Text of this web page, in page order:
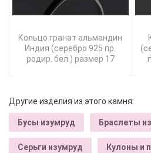
Кольцо гранат альмандин
Индия (серебро 925 пр.
родир. бел.) размер 17
Другие изделия из этого камня:
Бусы изумруд Браслеты
Серьги изумруд Кулоны и